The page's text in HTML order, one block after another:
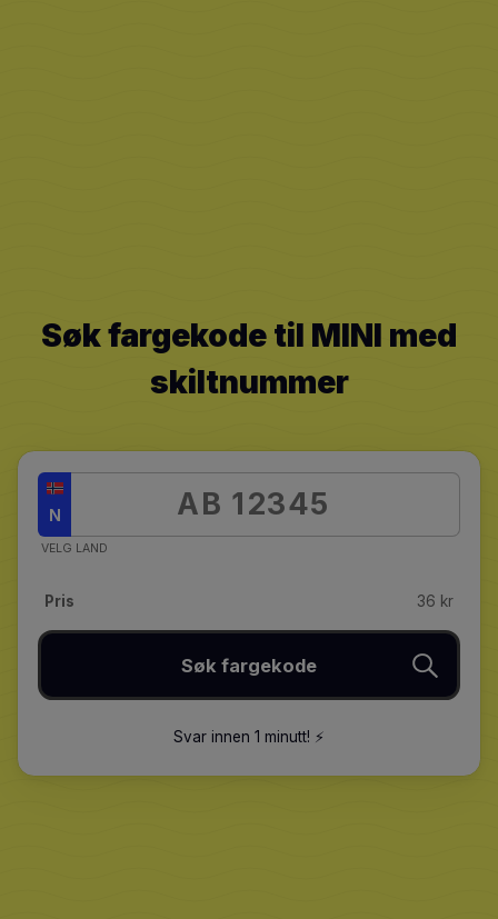
Søk fargekode til MINI med
skiltnummer
N
VELG LAND
Pris 36 kr
Søk fargekode
Svar innen 1 minutt! ⚡️